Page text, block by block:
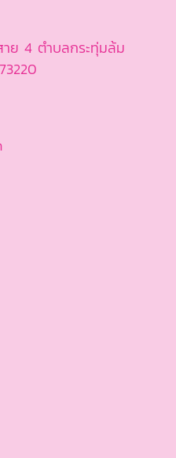
4 ตำบลกระทุ่มล้ม